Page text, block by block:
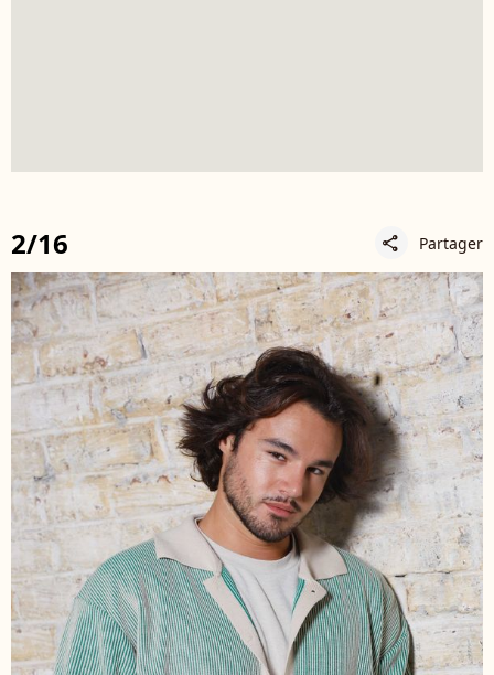
2/16 share Partager